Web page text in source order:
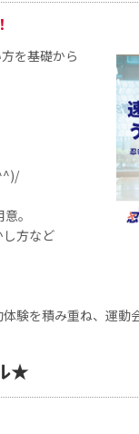
を基礎から
。
方など
験を積み重ね、運動
★